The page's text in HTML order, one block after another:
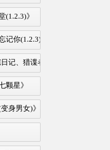
(1.2.3)》
记你(1.2.3)》
记、猎谍者)
颗星》
身男女)》